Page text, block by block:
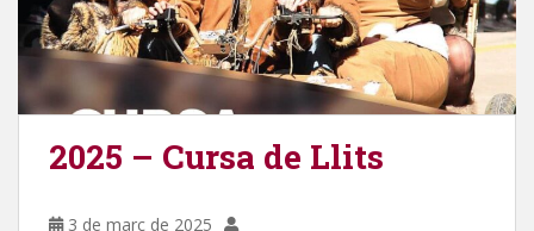
2025 – Cursa de Llits
3 de març de 2025